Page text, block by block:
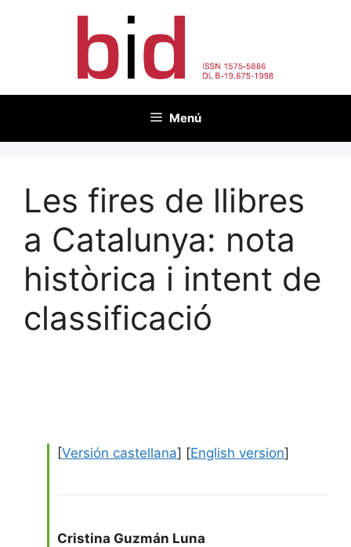
Menú
Les fires de llibres
a Catalunya: nota
històrica i intent de
classificació
[Versión castellana] [English version]
Cristina Guzmán Luna